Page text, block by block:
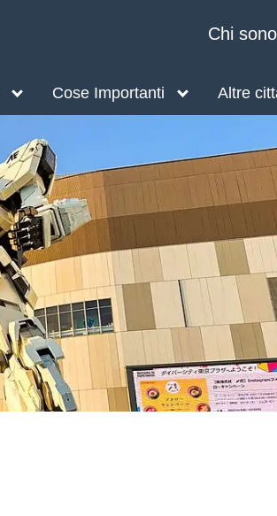
Chi
Cose Importanti Altre